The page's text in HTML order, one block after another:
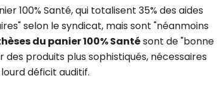
100% Santé, qui totalisent 35% des aides
selon le syndicat, mais sont "néanmoins
du panier 100% Santésont de "bonne
produits plus sophistiqués, nécessaires
déficit auditif.